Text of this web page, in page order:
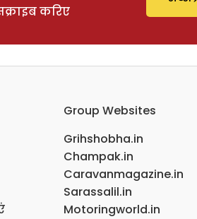
करिए
Group Websites
Grihshobha.in
Champak.in
Caravanmagazine.in
Sarassalil.in
Motoringworld.in